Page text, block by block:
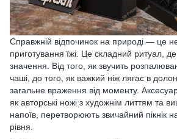
Справжній відпочинок на природі — це
приготування їжі. Це складний ритуал,
значення. Від того, як звучить
чаші, до того, як важкий ніж лягає в
загальне враження від моменту.
як авторські ножі з художнім литтям та
напоїв, перетворюють звичайний пікнік
рівня.